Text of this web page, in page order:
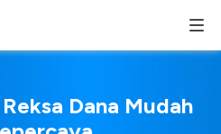
Dana Mudah